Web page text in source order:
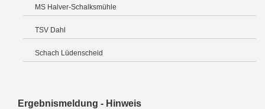
MS Halver-Schalksmühle
TSV Dahl
Schach Lüdenscheid
Ergebnismeldung - Hinweis